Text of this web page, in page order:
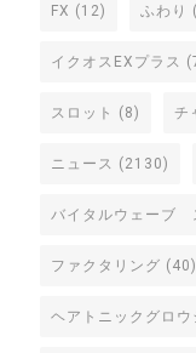
FX (12) ふわり
イクオスEXプラス
スロット (8) チ
ニュース (2130)
バイタルウェーブ
ファクタリング (40)
ヘアトニックグロウ